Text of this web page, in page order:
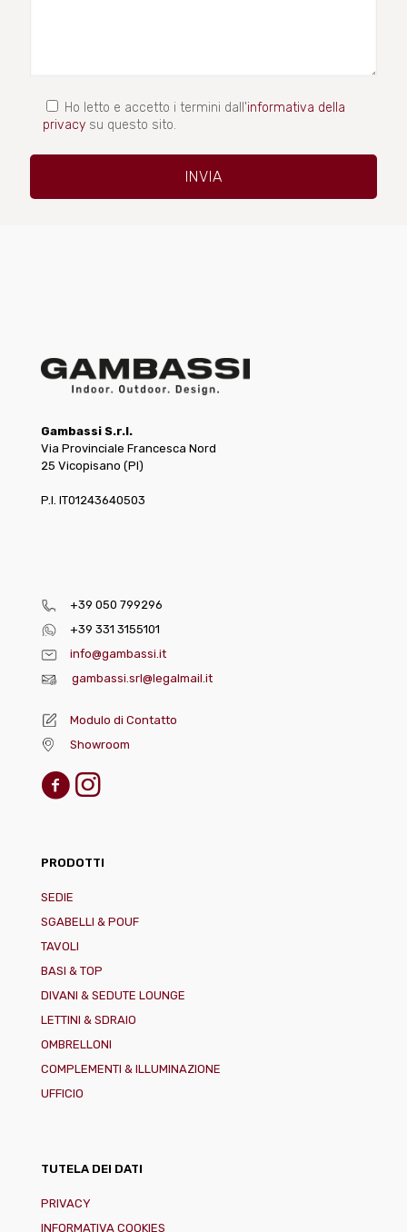
Ho letto e accetto i termini dall'informativa della
privacy su questo sito.
Gambassi S.r.l.
Via Provinciale Francesca Nord
25 Vicopisano (PI)
P.I. IT01243640503
+39 050 799296
+39 331 3155101
info@gambassi.it
gambassi.srl@legalmail.it
Modulo di Contatto
Showroom
PRODOTTI
SEDIE
SGABELLI & POUF
TAVOLI
BASI & TOP
DIVANI & SEDUTE LOUNGE
LETTINI & SDRAIO
OMBRELLONI
COMPLEMENTI & ILLUMINAZIONE
UFFICIO
TUTELA DEI DATI
PRIVACY
INFORMATIVA COOKIES